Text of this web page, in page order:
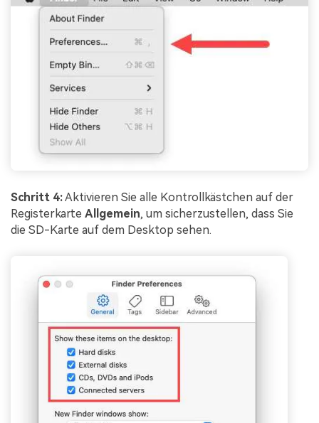
Schritt 4:Aktivieren Sie alle Kontrollkästchen auf der
Registerkarte Allgemein, um sicherzustellen, dass Sie
die SD-Karte auf dem Desktop sehen.